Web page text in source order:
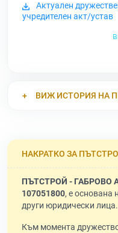
Актуален
учредителен акт/устав
ВИЖ ИСТОРИЯ НА
НАКРАТКО ЗА
ПЪТСТРОЙ - ГАБРОВО
107051800, е основана
други юридически лица.
Към момента